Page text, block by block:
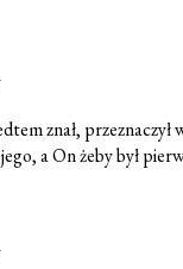
znał, przeznaczył
a On żeby był